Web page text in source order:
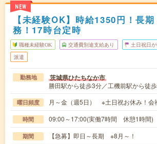
NEW
【未経験OK】時給1350円！長
務！17時台定時
職種未経験OK 交通費別途支給あり 土日祝日が
派遣
勤務地 茨城県ひたちなか市
勝田駅から徒歩3分／工機前駅から徒
曜日頻度 月～金（週5日） ※土日祝お休み！会
時間 09:00～17:00(実働7時間 休憩1時間)
期間 【急募】即日～長期 ※8月～！